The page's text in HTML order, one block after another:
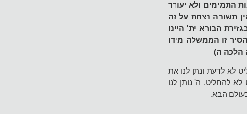
התמימים ולא יעורר
תשובה נצחת על זה
הבורא ית' היינו
זו הממשלה מידו
הלכה ה)
לא לדעת ונתן לנו את
להחליט. ה' נותן לנו
הבא.